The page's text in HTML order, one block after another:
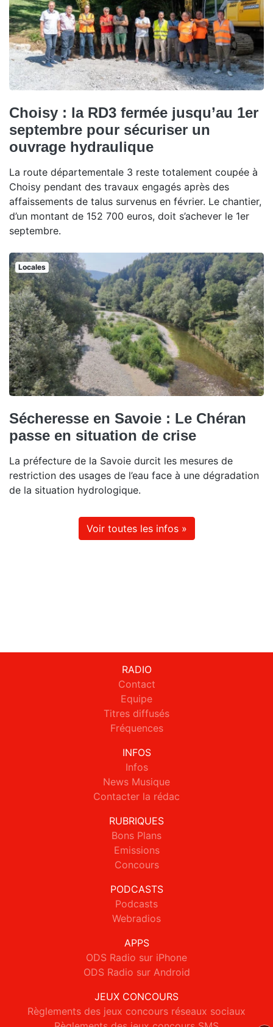
Choisy : la RD3 fermée jusqu’au 1er
septembre pour sécuriser un
ouvrage hydraulique
La route départementale 3 reste totalement coupée à
Choisy pendant des travaux engagés après des
affaissements de talus survenus en février. Le chantier,
d’un montant de 152 700 euros, doit s’achever le 1er
septembre.
Locales
Sécheresse en Savoie : Le Chéran
passe en situation de crise
La préfecture de la Savoie durcit les mesures de
restriction des usages de l’eau face à une dégradation
de la situation hydrologique.
Voir toutes les infos »
RADIO
Contact
Equipe
Titres diffusés
Fréquences
INFOS
Infos
News Musique
Contacter la rédac
RUBRIQUES
Bons Plans
Emissions
Concours
PODCASTS
Podcasts
Webradios
APPS
ODS Radio sur iPhone
ODS Radio sur Android
JEUX CONCOURS
Règlements des jeux concours réseaux sociaux